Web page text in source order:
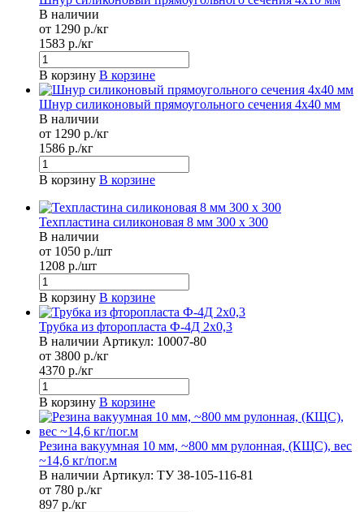
В наличии
от 1290 р./кг
1583 р./кг
В корзину В корзине
Шнур силиконовый прямоугольного сечения 4x40 мм
В наличии
от 1290 р./кг
1586 р./кг
В корзину В корзине
Техпластина силиконовая 8 мм 300 х 300
В наличии
от 1050 р./шт
1208 р./шт
В корзину В корзине
Трубка из фторопласта Ф-4Д 2x0,3
В наличии Артикул: 10007-80
от 3800 р./кг
4370 р./кг
В корзину В корзине
Резина вакуумная 10 мм, ~800 мм рулонная, (КЩС), вес
~14,6 кг/пог.м
В наличии Артикул: ТУ 38-105-116-81
от 780 р./кг
897 р./кг